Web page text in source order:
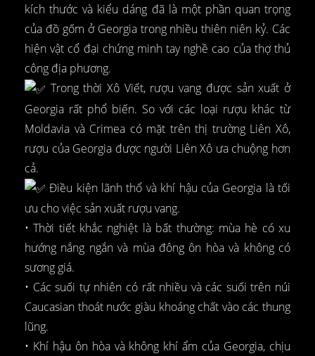
kích thước và kiểu dáng đã là một phần quan trọng
của đồ gốm ở Georgia trong nhiều thiên niên kỷ. Các
hiện vật cổ đại chứng minh tay nghề cao của thợ thủ
công địa phương.
Trong thời Xô Viết, rượu vang được sản xuất ở
Georgia rất phổ biến. So với các loại rượu khác từ
Moldavia và Crimea có mặt trên thị trường Liên Xô,
rượu của Georgia được người Liên Xô ưa chuộng hơn
cả.
Điều kiện lãnh thổ và khí hậu của Georgia là tối
ưu cho việc sản xuất rượu vang.
• Thời tiết khắc nghiệt là bất thường: mùa hè có xu
hướng nắng ngắn và mùa đông ôn hòa và không có
sương giá.
• Các suối tự nhiên có rất nhiều và các suối trên núi
Caucasian thoát nước giàu khoáng chất vào các thung
lũng.
• Khí hậu ôn hòa và không khí ẩm của Georgia, chịu